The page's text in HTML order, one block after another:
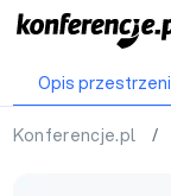
Opis przestrzeni
Konferencje.pl /